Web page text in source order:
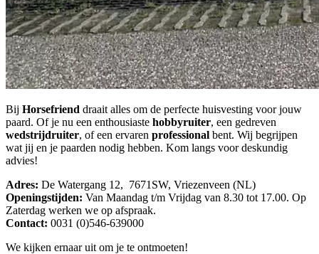
Bij Horsefriend draait alles om de perfecte huisvesting voor jouw
paard. Of je nu een enthousiaste hobbyruiter, een gedreven
wedstrijdruiter, of een ervaren professional bent. Wij begrijpen
wat jij en je paarden nodig hebben. Kom langs voor deskundig
advies!
Adres: De Watergang 12, 7671SW, Vriezenveen (NL)
Openingstijden: Van Maandag t/m Vrijdag van 8.30 tot 17.00. Op
Zaterdag werken we op afspraak.
Contact: 0031 (0)546-639000
We kijken ernaar uit om je te ontmoeten!